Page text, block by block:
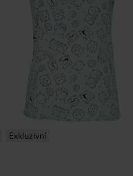
Exkluzivní